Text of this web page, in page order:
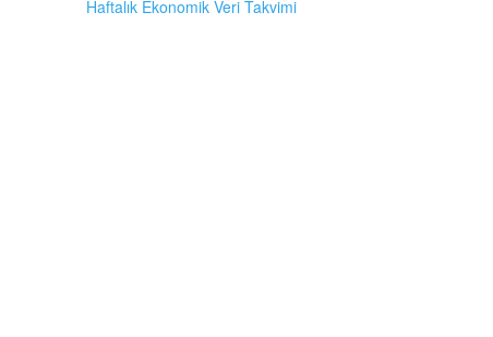
Haftalık Ekonomik Veri Takvimi